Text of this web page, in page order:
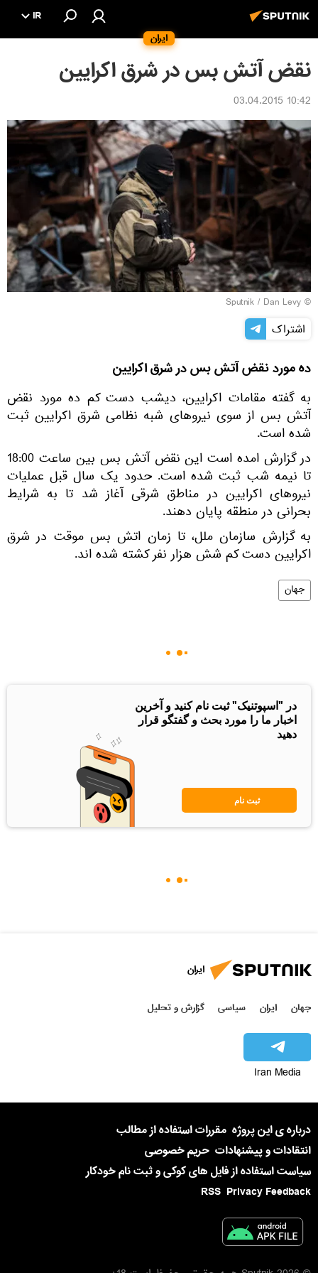
ایران
IR
نقض آتش بس در شرق اکرایین
10:42 03.04.2015
© Sputnik / Dan Levy
اشتراک
ده مورد نقض آتش بس در شرق اکرایین
به گفته مقامات اکرایین، دیشب دست کم ده مورد نقض
آتش بس از سوی نیروهای شبه نظامی شرق اکرایین ثبت
شده است.
در گزارش امده است این نقض آتش بس بین ساعت 18:00
تا نیمه شب ثبت شده است. حدود یک سال قبل عملیات
نیروهای اکرایین در مناطق شرقی آغاز شد تا به شرایط
بحرانی در منطقه پایان دهند.
به گزارش سازمان ملل، تا زمان اتش بس موقت در شرق
اکرایین دست کم شش هزار نفر کشته شده اند.
جهان
در "اسپوتنیک" ثبت نام کنید و آخرین
اخبار ما را مورد بحث و گفتگو قرار
دهید
ثبت نام
ایران
جهان ایران سیاسی گزارش و تحلیل
Iran Media
درباره ی این پروژه مقررات استفاده از مطالب
انتقادات و پیشنهادات حریم خصوصی
سیاست استفاده از فایل های کوکی و ثبت نام خودکار
Privacy Feedback
RSS